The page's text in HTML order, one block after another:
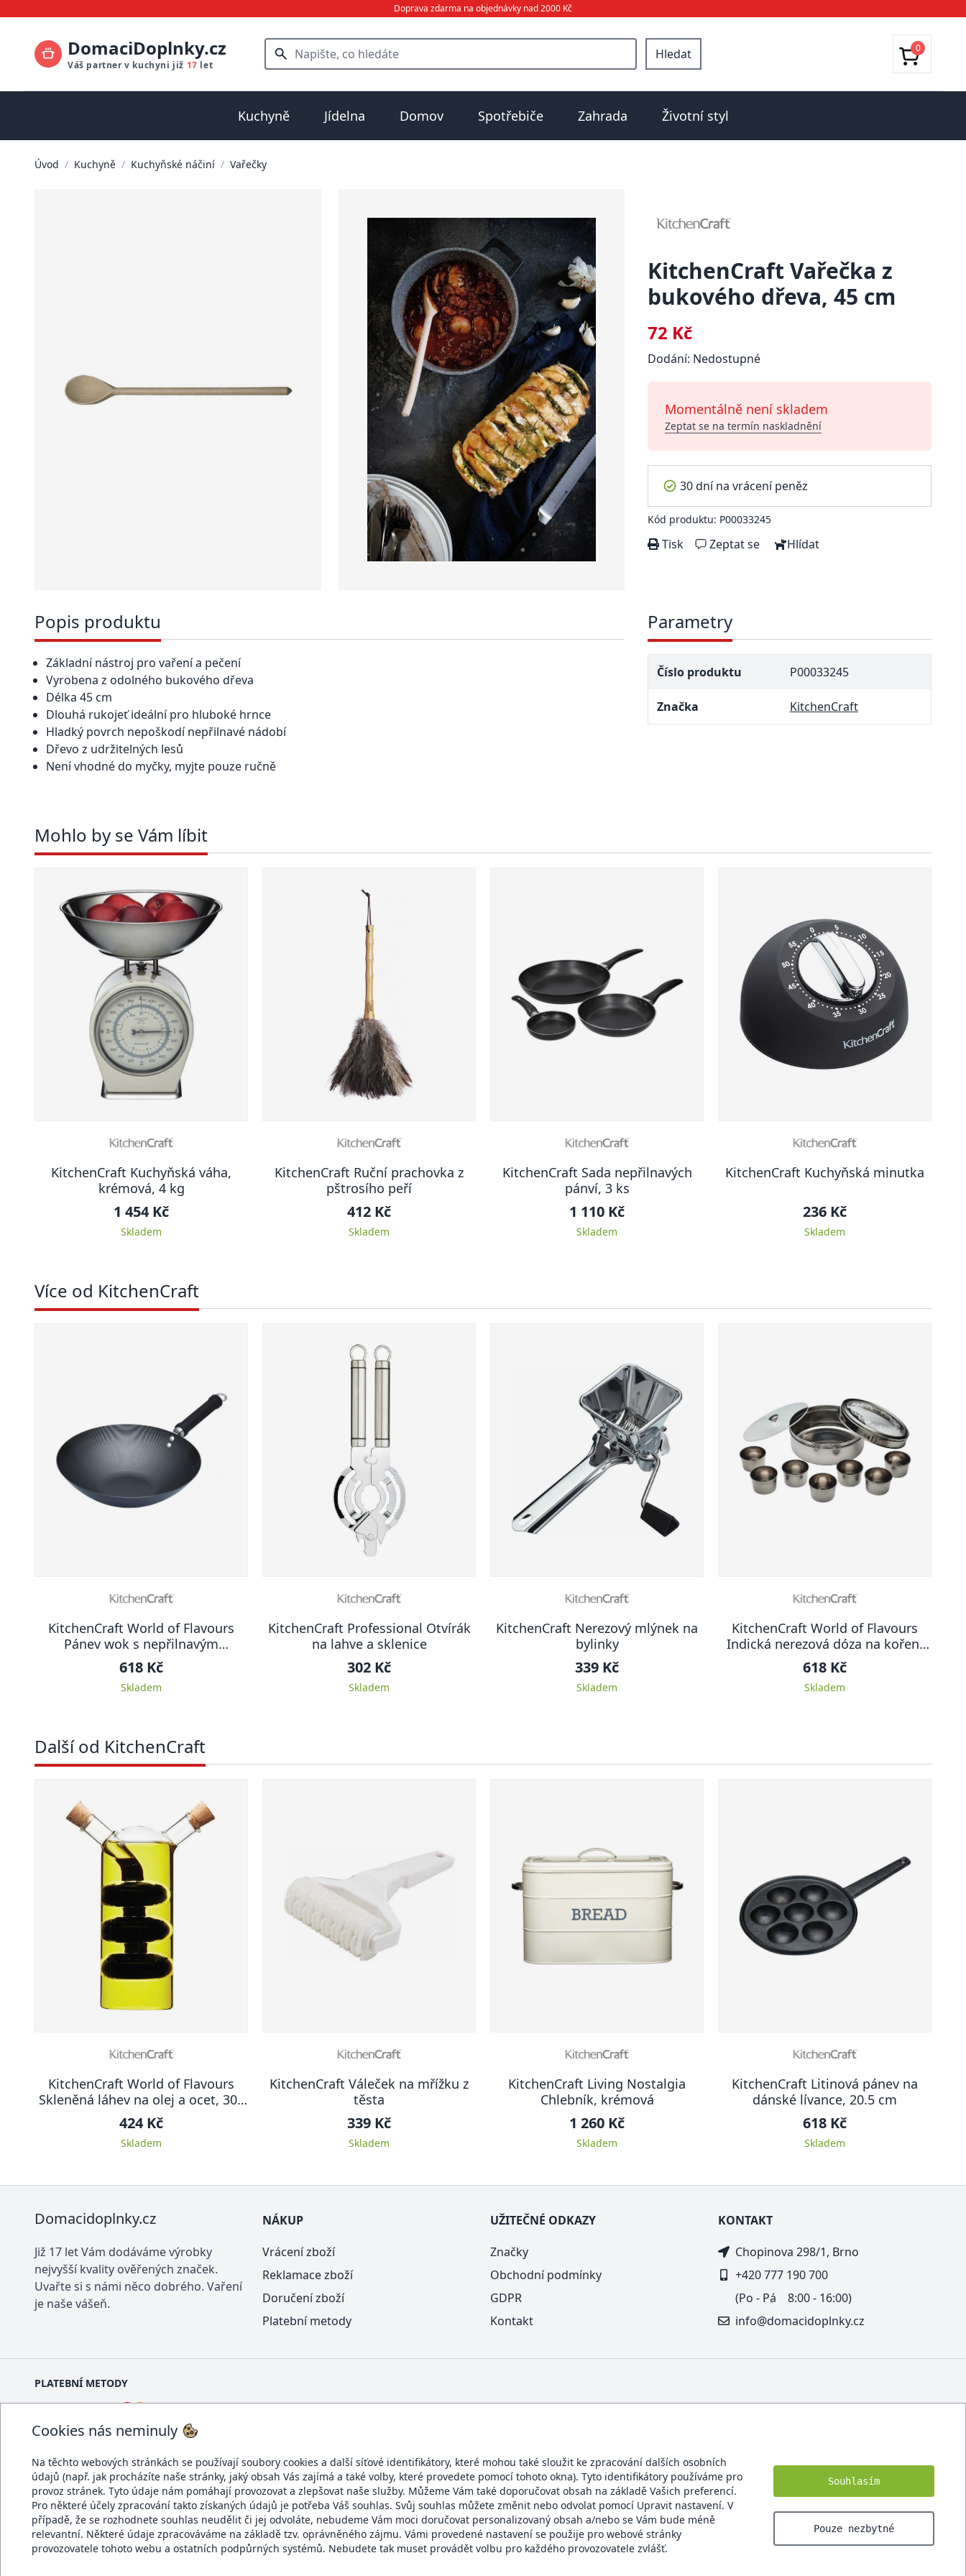
Doprava zdarma na objednávky nad 2000 Kč
DomaciDoplnky.cz
Váš partner v kuchyni již 17 let
Hledat 0
Kuchyně Jídelna Domov Spotřebiče Zahrada Životní styl
Úvod / Kuchyně / Kuchyňské náčiní / Vařečky
KitchenCraft Vařečka z
bukového dřeva, 45 cm
72 Kč
Dodání: Nedostupné
Momentálně není skladem
Zeptat se na termín naskladnění
30 dní na vrácení peněz
Kód produktu: P00033245
Tisk Zeptat se Hlídat
Popis produktu
Základní nástroj pro vaření a pečení
Vyrobena z odolného bukového dřeva
Délka 45 cm
Dlouhá rukojeť ideální pro hluboké hrnce
Hladký povrch nepoškodí nepřilnavé nádobí
Dřevo z udržitelných lesů
Není vhodné do myčky, myjte pouze ručně
Parametry
Číslo produktu P00033245
Značka KitchenCraft
Mohlo by se Vám líbit
KitchenCraft Kuchyňská váha,
krémová, 4 kg
1 454 Kč
Skladem
KitchenCraft Ruční prachovka z
pštrosího peří
412 Kč
Skladem
KitchenCraft Sada nepřilnavých
pánví, 3 ks
1 110 Kč
Skladem
KitchenCraft Kuchyňská minutka
236 Kč
Skladem
Více od KitchenCraft
KitchenCraft World of Flavours
Pánev wok s nepřilnavým
povrchem, 30 cm
618 Kč
Skladem
KitchenCraft Professional Otvírák
na lahve a sklenice
302 Kč
Skladem
KitchenCraft Nerezový mlýnek na
bylinky
339 Kč
Skladem
KitchenCraft World of Flavours
Indická nerezová dóza na koření
Masala Dabba, 17 cm
618 Kč
Skladem
Další od KitchenCraft
KitchenCraft World of Flavours
Skleněná láhev na olej a ocet, 300
ml / 100 ml
424 Kč
Skladem
KitchenCraft Váleček na mřížku z
těsta
339 Kč
Skladem
KitchenCraft Living Nostalgia
Chlebník, krémová
1 260 Kč
Skladem
KitchenCraft Litinová pánev na
dánské lívance, 20.5 cm
618 Kč
Skladem
Cookies nás neminuly
Na těchto webových stránkách se používají soubory cookies a další síťové identifikátory, které mohou také sloužit ke zpracování dalších osobních
údajů (např. jak procházíte naše stránky, jaký obsah Vás zajímá a také volby, které provedete pomocí tohoto okna). Tyto identifikátory používáme pro
provoz stránek. Tyto údaje nám pomáhají provozovat a zlepšovat naše služby. Můžeme Vám také doporučovat obsah na základě Vašich preferencí.
Pro některé účely zpracování takto získaných údajů je potřeba Váš souhlas. Svůj souhlas můžete změnit nebo odvolat pomocí Upravit nastavení. V
případě, že se rozhodnete souhlas neudělit či jej odvoláte, nebudeme Vám moci doručovat personalizovaný obsah a/nebo se Vám bude méně
relevantní. Některé údaje zpracováváme na základě tzv. oprávněného zájmu. Vámi provedené nastavení se použije pro webové stránky
provozovatele tohoto webu a ostatních podpůrných systémů. Nebudete tak muset provádět volbu pro každého provozovatele zvlášť.
Souhlasím
Pouze nezbytné
Domacidoplnky.cz
Již 17 let Vám dodáváme výrobky
nejvyšší kvality ověřených značek.
Uvařte si s námi něco dobrého. Vaření
je naše vášeň.
NÁKUP
Vrácení zboží
Reklamace zboží
Doručení zboží
Platební metody
UŽITEČNÉ ODKAZY
Značky
Obchodní podmínky
GDPR
Kontakt
KONTAKT
Chopinova 298/1, Brno
+420 777 190 700
(Po - Pá 8:00 - 16:00)
info@domacidoplnky.cz
PLATEBNÍ METODY
DOPRAVCI BEZPEČNÝ OBCHOD
Domacidoplnky.cz © 2007 - 2026 | Všechna práva vyhrazena.